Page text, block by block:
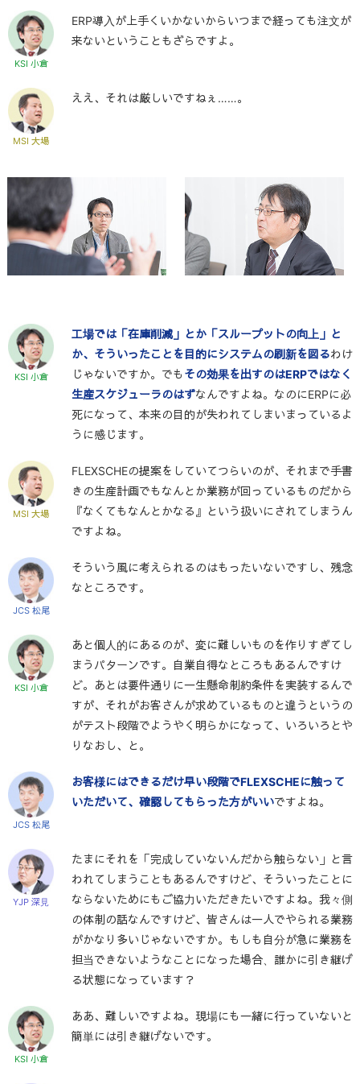
KSI 小倉
ERP導入が上手くいかないからいつまで経っても注文が
来ないということもざらですよ。
MSI 大場
ええ、それは厳しいですねぇ……。
KSI 小倉
工場では「在庫削減」とか「スループットの向上」と
か、そういったことを目的にシステムの刷新を図るわけ
じゃないですか。でも その効果を出すのはERPではなく
生産スケジューラのはずなんですよね。なのにERPに必
死になって、本来の目的が失われてしまいまっているよ
うに感じます。
MSI 大場
FLEXSCHEの提案をしていてつらいのが、それまで手書
きの生産計画でもなんとか業務が回っているものだから
『なくてもなんとかなる』という扱いにされてしまうん
ですよね。
JCS 松尾
そういう風に考えられるのはもったいないですし、残念
なところです。
KSI 小倉
あと個人的にあるのが、変に難しいものを作りすぎてし
まうパターンです。自業自得なところもあるんですけ
ど。あとは要件通りに一生懸命制約条件を実装するんで
すが、それがお客さんが求めているものと違うというの
がテスト段階でようやく明らかになって、いろいろとや
りなおし、と。
JCS 松尾
お客様にはできるだけ早い段階でFLEXSCHEに触って
いただいて、確認してもらった方がいいですよね。
YJP 深見
たまにそれを「完成していないんだから触らない」と言
われてしまうこともあるんですけど、そういったことに
ならないためにもご協力いただきたいですよね。我々側
の体制の話なんですけど、皆さんは一人でやられる業務
がかなり多いじゃないですか。もしも自分が急に業務を
担当できないようなことになった場合、誰かに引き継げ
る状態になっています？
KSI 小倉
ああ、難しいですよね。現場にも一緒に行っていないと
簡単には引き継げないです。